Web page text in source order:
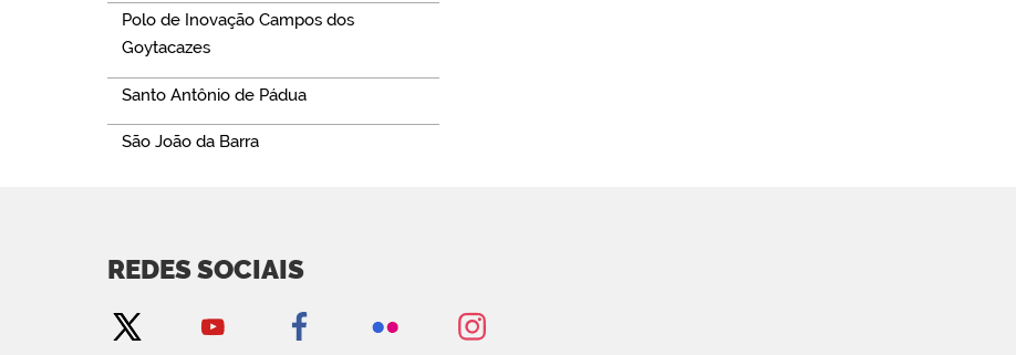
Polo de Inovação Campos dos
Goytacazes
Santo Antônio de Pádua
São João da Barra
REDES SOCIAIS